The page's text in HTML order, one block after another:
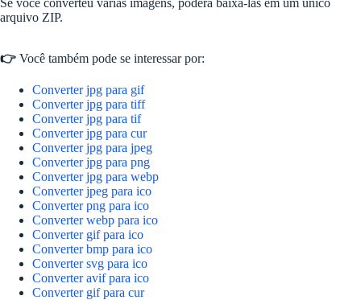
arquivo ZIP.
👉 Você também pode se interessar por:
Converter jpg para gif
Converter jpg para tiff
Converter jpg para tif
Converter jpg para cur
Converter jpg para jpeg
Converter jpg para png
Converter jpg para webp
Converter jpeg para ico
Converter png para ico
Converter webp para ico
Converter gif para ico
Converter bmp para ico
Converter svg para ico
Converter avif para ico
Converter gif para cur